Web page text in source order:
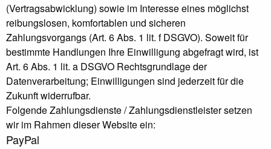
(Vertragsabwicklung) sowie im Interesse eines möglichst
reibungslosen, komfortablen und sicheren
Zahlungsvorgangs (Art. 6 Abs. 1 lit. f DSGVO). Soweit für
bestimmte Handlungen Ihre Einwilligung abgefragt wird, ist
Art. 6 Abs. 1 lit. a DSGVO Rechtsgrundlage der
Datenverarbeitung; Einwilligungen sind jederzeit für die
Zukunft widerrufbar.
Folgende Zahlungsdienste / Zahlungsdienstleister setzen
wir im Rahmen dieser Website ein:
PayPal